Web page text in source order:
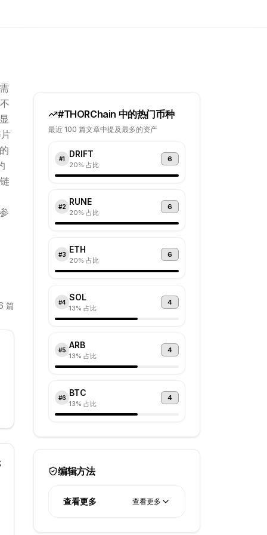
篇
#THORChain 中的热门币种
最近 100 篇文章中提及最多的资产
#1 DRIFT
20% 占比
6
#2 RUNE
20% 占比
6
#3 ETH
20% 占比
6
#4 SOL
13% 占比
4
#5 ARB
13% 占比
4
#6 BTC
13% 占比
4
编辑方法
查看更多 查看更多